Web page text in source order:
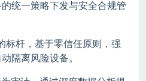
统一策略下发与安全合规管
标杆，基于零信任原则，强
隔离风险设备。